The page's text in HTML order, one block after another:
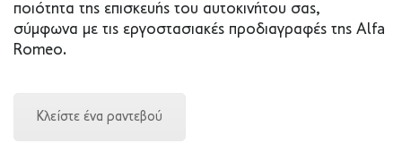
ποιότητα της επισκευής του αυτοκινήτου σας,
σύμφωνα με τις εργοστασιακές προδιαγραφές της Alfa
Romeo.
Κλείστε ένα ραντεβού